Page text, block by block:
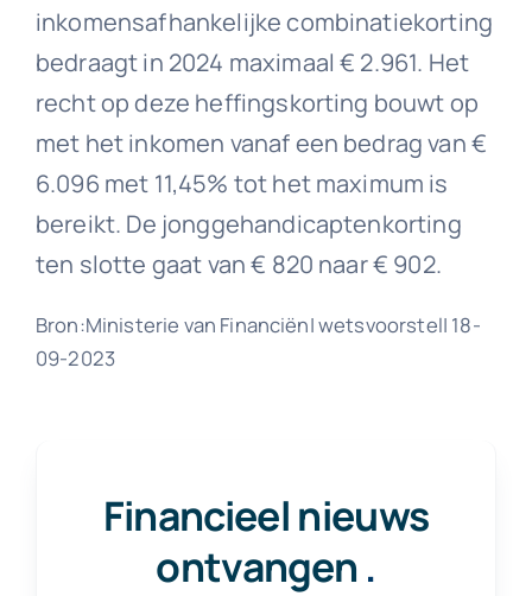
inkomensafhankelijke combinatiekorting
bedraagt in 2024 maximaal € 2.961. Het
recht op deze heffingskorting bouwt op
met het inkomen vanaf een bedrag van €
6.096 met 11,45% tot het maximum is
bereikt. De jonggehandicaptenkorting
ten slotte gaat van € 820 naar € 902.
Bron:Ministerie van Financiën| wetsvoorstel| 18-
09-2023
Financieel nieuws
ontvangen .